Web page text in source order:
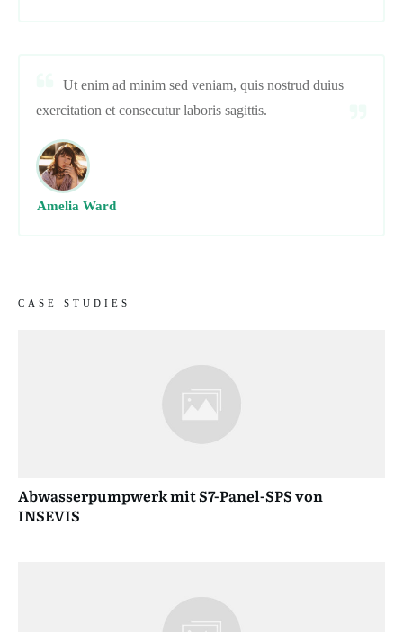
Ut enim ad minim sed veniam, quis nostrud duius
exercitation et consecutur laboris sagittis.
Amelia Ward
CASE STUDIES
Abwasserpumpwerk mit S7-Panel-SPS von
INSEVIS